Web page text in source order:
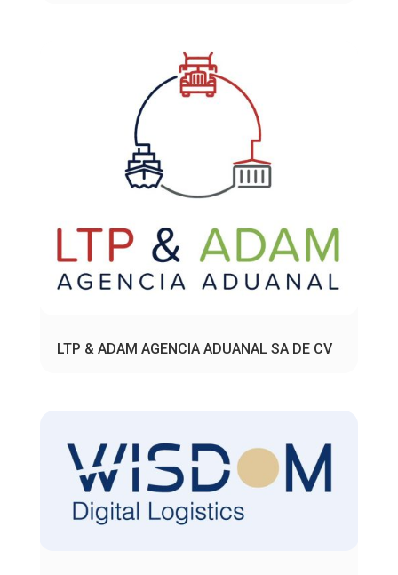
LTP & ADAM AGENCIA ADUANAL SA DE CV